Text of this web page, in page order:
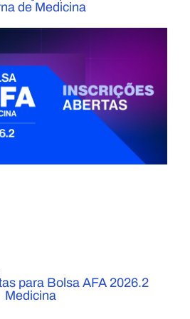
de Medicina
para Bolsa AFA 2026.2
Medicina